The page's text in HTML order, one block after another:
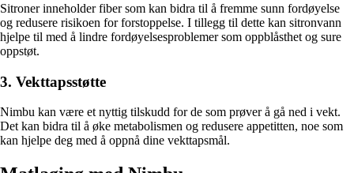
Sitroner inneholder fiber som kan bidra til å fremme sunn fordøyelse
og redusere risikoen for forstoppelse. I tillegg til dette kan sitronvann
hjelpe til med å lindre fordøyelsesproblemer som oppblåsthet og sure
oppstøt.
3. Vekttapsstøtte
Nimbu kan være et nyttig tilskudd for de som prøver å gå ned i vekt.
Det kan bidra til å øke metabolismen og redusere appetitten, noe som
kan hjelpe deg med å oppnå dine vekttapsmål.